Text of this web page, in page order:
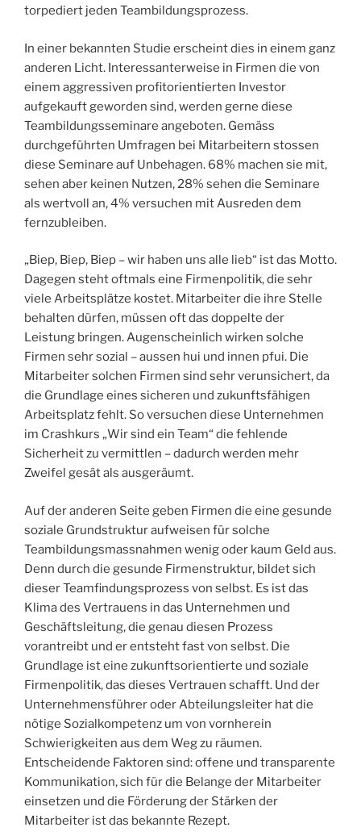
torpediert jeden Teambildungsprozess.
In einer bekannten Studie erscheint dies in einem ganz
anderen Licht. Interessanterweise in Firmen die von
einem aggressiven profitorientierten Investor
aufgekauft geworden sind, werden gerne diese
Teambildungsseminare angeboten. Gemäss
durchgeführten Umfragen bei Mitarbeitern stossen
diese Seminare auf Unbehagen. 68% machen sie mit,
sehen aber keinen Nutzen, 28% sehen die Seminare
als wertvoll an, 4% versuchen mit Ausreden dem
fernzubleiben.
„Biep, Biep, Biep – wir haben uns alle lieb“ ist das Motto.
Dagegen steht oftmals eine Firmenpolitik, die sehr
viele Arbeitsplätze kostet. Mitarbeiter die ihre Stelle
behalten dürfen, müssen oft das doppelte der
Leistung bringen. Augenscheinlich wirken solche
Firmen sehr sozial – aussen hui und innen pfui. Die
Mitarbeiter solchen Firmen sind sehr verunsichert, da
die Grundlage eines sicheren und zukunftsfähigen
Arbeitsplatz fehlt. So versuchen diese Unternehmen
im Crashkurs „Wir sind ein Team“ die fehlende
Sicherheit zu vermittlen – dadurch werden mehr
Zweifel gesät als ausgeräumt.
Auf der anderen Seite geben Firmen die eine gesunde
soziale Grundstruktur aufweisen für solche
Teambildungsmassnahmen wenig oder kaum Geld aus.
Denn durch die gesunde Firmenstruktur, bildet sich
dieser Teamfindungsprozess von selbst. Es ist das
Klima des Vertrauens in das Unternehmen und
Geschäftsleitung, die genau diesen Prozess
vorantreibt und er entsteht fast von selbst. Die
Grundlage ist eine zukunftsorientierte und soziale
Firmenpolitik, das dieses Vertrauen schafft. Und der
Unternehmensführer oder Abteilungsleiter hat die
nötige Sozialkompetenz um von vornherein
Schwierigkeiten aus dem Weg zu räumen.
Entscheidende Faktoren sind: offene und transparente
Kommunikation, sich für die Belange der Mitarbeiter
einsetzen und die Förderung der Stärken der
Mitarbeiter ist das bekannte Rezept.